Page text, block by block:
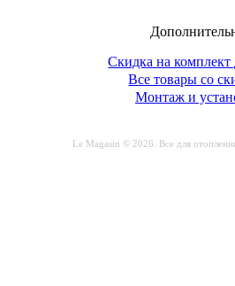
Скидка на комплект
Все товары со
Монтаж и
Le Magasin © 2026. Все для